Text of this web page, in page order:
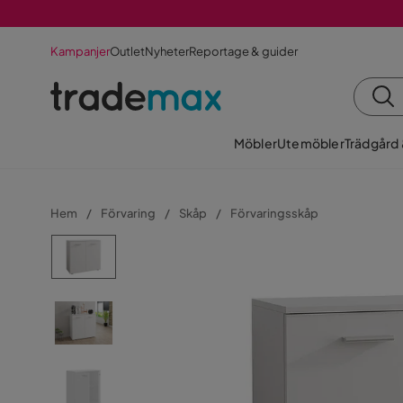
KampanjerOutletNyheterReportage & guider
MöblerUtemöblerTrädgård
Hem Förvaring Skåp Förvaringsskåp